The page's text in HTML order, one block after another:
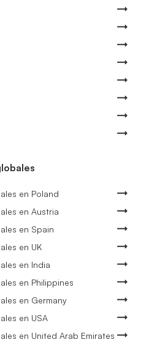
en Poland
en Austria
en Spain
en UK
en India
en Philippines
en Germany
en USA
en United Arab Emirates